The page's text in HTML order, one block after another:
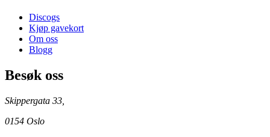
Discogs
Kjøp gavekort
Om oss
Blogg
Besøk oss
Skippergata 33,
0154 Oslo